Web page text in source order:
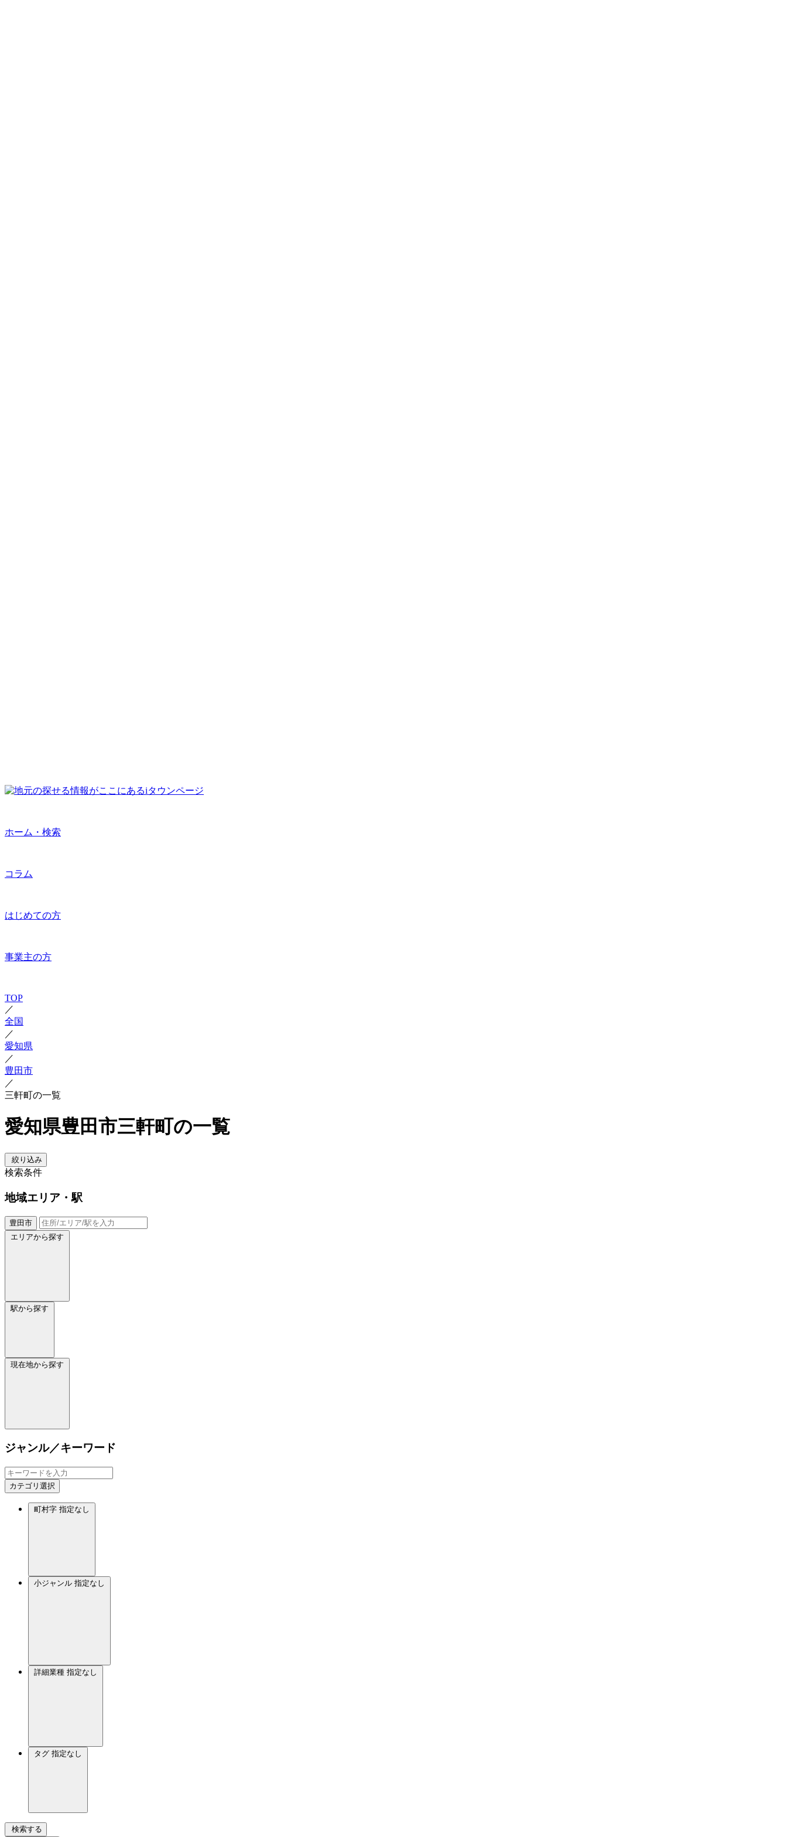
ホーム・検索
コラム
はじめての方
事業主の方
TOP
／
全国
／
愛知県
／
豊田市
／
三軒町の一覧
愛知県豊田市三軒町の一覧
絞り込み
検索条件
地域エリア・駅
豊田市
エリアから探す
駅から探す
現在地から探す
ジャンル／キーワード
カテゴリ選択
町村字 指定なし
小ジャンル 指定なし
詳細業種 指定なし
タグ 指定なし
検索する